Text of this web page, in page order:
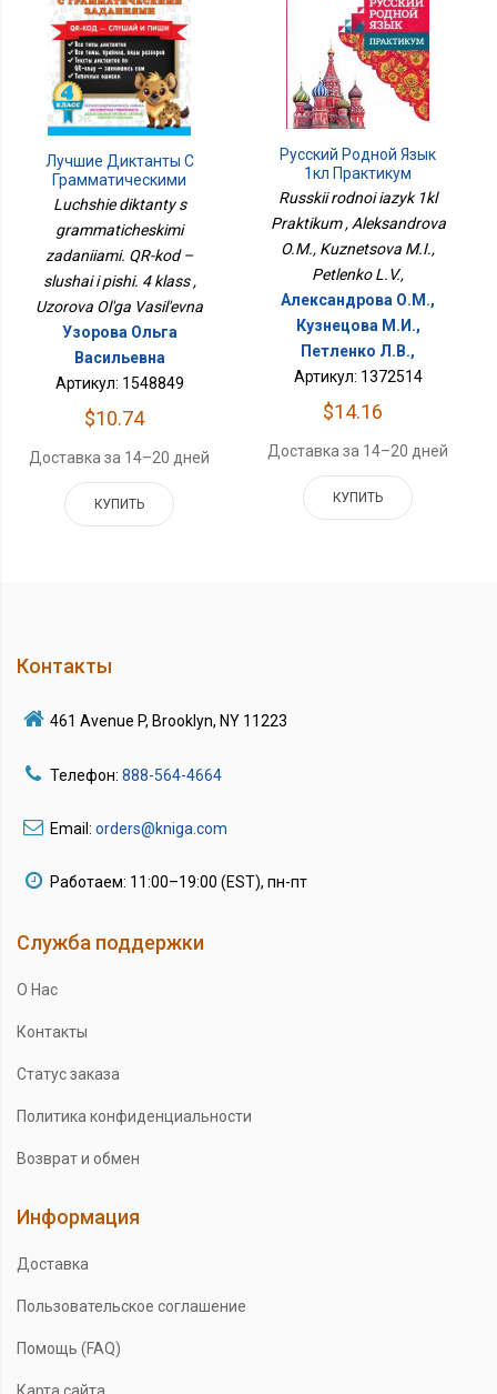
Лучшие Диктанты С
Грамматическими
Заданиями. QR-Код –
Слушай И Пиши. 4 Класс
Luchshie diktanty s
grammaticheskimi
zadaniiami. QR-kod –
slushai i pishi. 4 klass ,
Uzorova Ol'ga Vasil'evna
Узорова Ольга
Васильевна
Артикул: 1548849
$10.74
Доставка за 14–20 дней
КУПИТЬ
Русский Родной Язык
1кл Практикум
Russkii rodnoi iazyk 1kl
Praktikum , Aleksandrova
O.M., Kuznetsova M.I.,
Petlenko L.V.,
Александрова О.М.,
Кузнецова М.И.,
Петленко Л.В.,
Артикул: 1372514
$14.16
Доставка за 14–20 дней
КУПИТЬ
Контакты
461 Avenue P, Brooklyn, NY 11223
Телефон: 888-564-4664
Email: orders@kniga.com
Работаем: 11:00–19:00 (EST), пн-пт
Служба поддержки
О Нас
Контакты
Статус заказа
Политика конфиденциальности
Возврат и обмен
Информация
Доставка
Пользовательское соглашение
Помощь (FAQ)